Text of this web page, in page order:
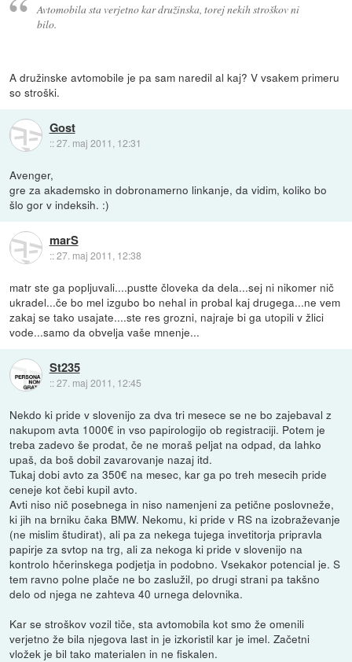
Avtomobila sta verjetno kar družinska, torej nekih stroškov ni
bilo.
A družinske avtomobile je pa sam naredil al kaj? V vsakem primeru
so stroški.
Gost
::27. maj 2011, 12:31
Avenger,
gre za akademsko in dobronamerno linkanje, da vidim, koliko bo
šlo gor v indeksih. :)
marS
::27. maj 2011, 12:38
matr ste ga popljuvali....pustte človeka da dela...sej ni nikomer nič
ukradel...če bo mel izgubo bo nehal in probal kaj drugega...ne vem
zakaj se tako usajate....ste res grozni, najraje bi ga utopili v žlici
vode...samo da obvelja vaše mnenje...
St235
::27. maj 2011, 12:45
Nekdo ki pride v slovenijo za dva tri mesece se ne bo zajebaval z
nakupom avta 1000€ in vso papirologijo ob registraciji. Potem je
treba zadevo še prodat, če ne moraš peljat na odpad, da lahko
upaš, da boš dobil zavarovanje nazaj itd.
Tukaj dobi avto za 350€ na mesec, kar ga po treh mesecih pride
ceneje kot čebi kupil avto.
Avti niso nič posebnega in niso namenjeni za petične poslovneže,
ki jih na brniku čaka BMW. Nekomu, ki pride v RS na izobraževanje
(ne mislim študirat), ali pa za nekega tujega invetitorja pripravla
papirje za svtop na trg, ali za nekoga ki pride v slovenijo na
kontrolo hčerinskega podjetja in podobno. Vsekakor potencial je. S
tem ravno polne plače ne bo zaslužil, po drugi strani pa takšno
delo od njega ne zahteva 40 urnega delovnika.
Kar se stroškov vozil tiče, sta avtomobila kot smo že omenili
verjetno že bila njegova last in je izkoristil kar je imel. Začetni
vložek je bil tako materialen in ne fiskalen.